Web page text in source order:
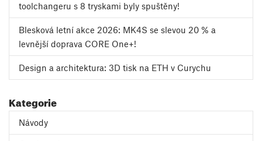
toolchangeru s 8 tryskami byly spuštěny!
Blesková letní akce 2026: MK4S se slevou 20 % a
levnější doprava CORE One+!
Design a architektura: 3D tisk na ETH v Curychu
Kategorie
Návody